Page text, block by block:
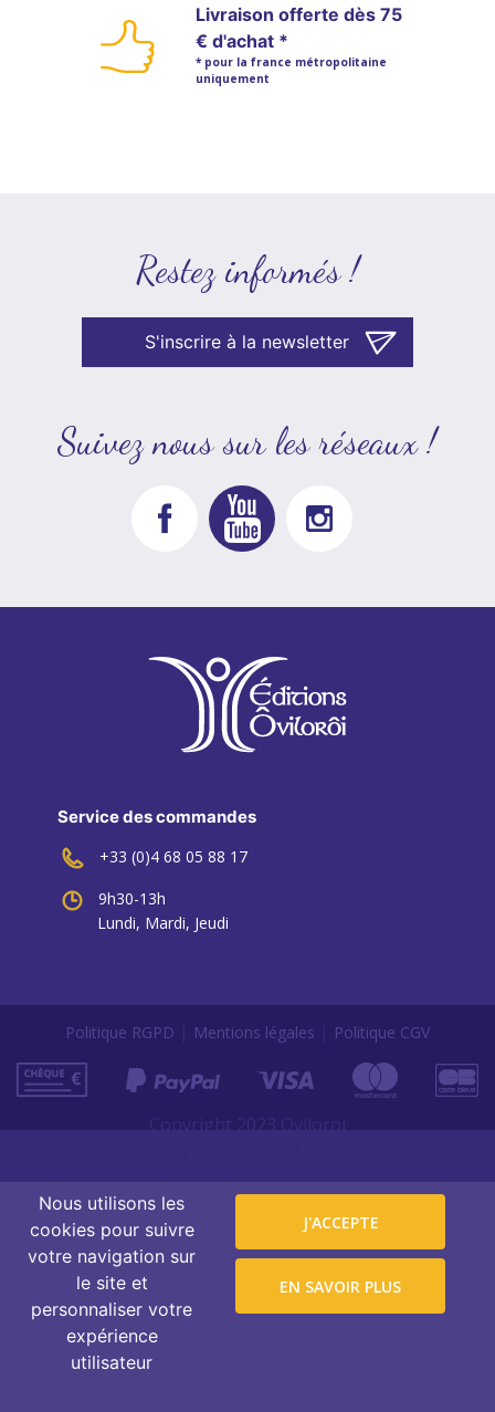
Nous utilisons les
cookies pour suivre
votre navigation sur
le site et
personnaliser votre
expérience
utilisateur
J'ACCEPTE
EN SAVOIR PLUS
Livraison offerte dès 75
€ d'achat *
* pour la france métropolitaine
uniquement
Restez informés !
S'inscrire à la newsletter
Suivez nous sur les réseaux !
Service des commandes
+33 (0)4 68 05 88 17
9h30-13h
Lundi, Mardi, Jeudi
Politique RGPD | Mentions légales | Politique CGV
Copyright 2023 Oviloroi